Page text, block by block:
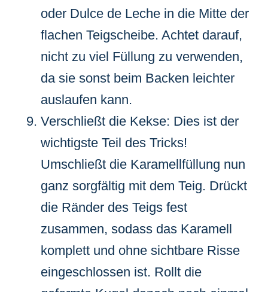
oder Dulce de Leche in die Mitte der
flachen Teigscheibe. Achtet darauf,
nicht zu viel Füllung zu verwenden,
da sie sonst beim Backen leichter
auslaufen kann.
Verschließt die Kekse: Dies ist der
wichtigste Teil des Tricks!
Umschließt die Karamellfüllung nun
ganz sorgfältig mit dem Teig. Drückt
die Ränder des Teigs fest
zusammen, sodass das Karamell
komplett und ohne sichtbare Risse
eingeschlossen ist. Rollt die